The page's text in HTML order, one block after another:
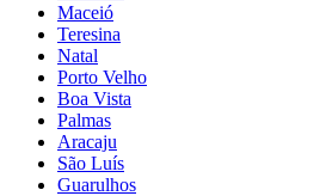
Maceió
Teresina
Natal
Porto Velho
Boa Vista
Palmas
Aracaju
São Luís
Guarulhos